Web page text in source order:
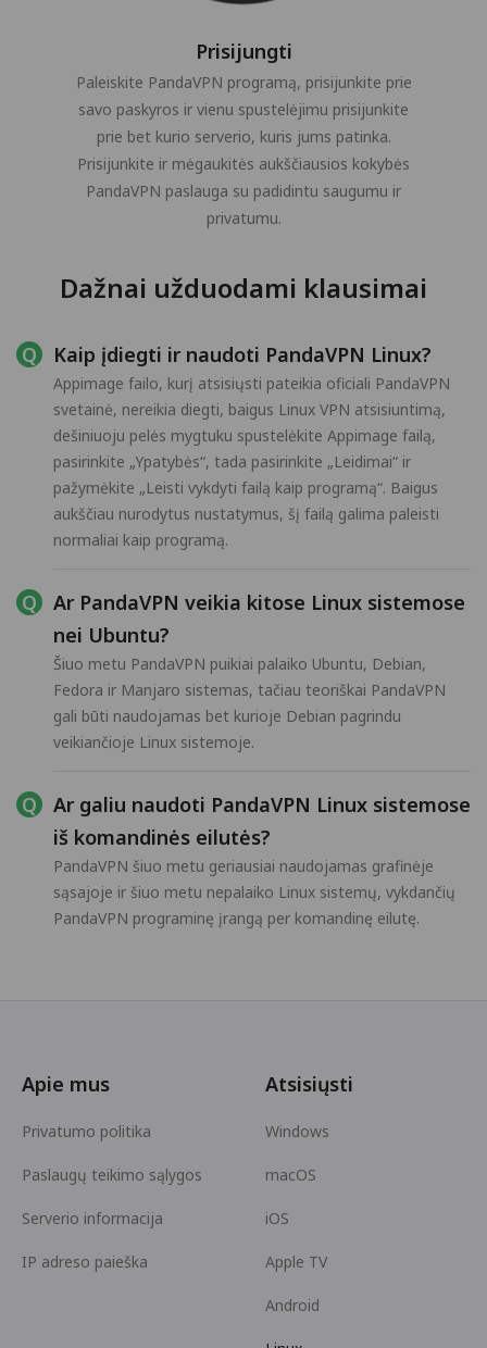
Prisijungti
Paleiskite PandaVPN programą, prisijunkite prie
savo paskyros ir vienu spustelėjimu prisijunkite
prie bet kurio serverio, kuris jums patinka.
Prisijunkite ir mėgaukitės aukščiausios kokybės
PandaVPN paslauga su padidintu saugumu ir
privatumu.
Dažnai užduodami klausimai
Kaip įdiegti ir naudoti PandaVPN Linux?
Appimage failo, kurį atsisiųsti pateikia oficiali PandaVPN
svetainė, nereikia diegti, baigus Linux VPN atsisiuntimą,
dešiniuoju pelės mygtuku spustelėkite Appimage failą,
pasirinkite „Ypatybės“, tada pasirinkite „Leidimai“ ir
pažymėkite „Leisti vykdyti failą kaip programą“. Baigus
aukščiau nurodytus nustatymus, šį failą galima paleisti
normaliai kaip programą.
Ar PandaVPN veikia kitose Linux sistemose
nei Ubuntu?
Šiuo metu PandaVPN puikiai palaiko Ubuntu, Debian,
Fedora ir Manjaro sistemas, tačiau teoriškai PandaVPN
gali būti naudojamas bet kurioje Debian pagrindu
veikiančioje Linux sistemoje.
Ar galiu naudoti PandaVPN Linux sistemose
iš komandinės eilutės?
PandaVPN šiuo metu geriausiai naudojamas grafinėje
sąsajoje ir šiuo metu nepalaiko Linux sistemų, vykdančių
PandaVPN programinę įrangą per komandinę eilutę.
Apie mus
Privatumo politika
Paslaugų teikimo sąlygos
Serverio informacija
IP adreso paieška
Atsisiųsti
Windows
macOS
iOS
Apple TV
Android